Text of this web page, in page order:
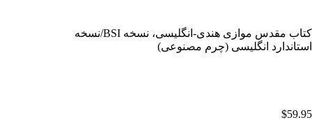
کتاب مقدس موازی هندی-انگلیسی، نسخه BSI/نسخه
استاندارد انگلیسی (چرم مصنوعی)
$59.95